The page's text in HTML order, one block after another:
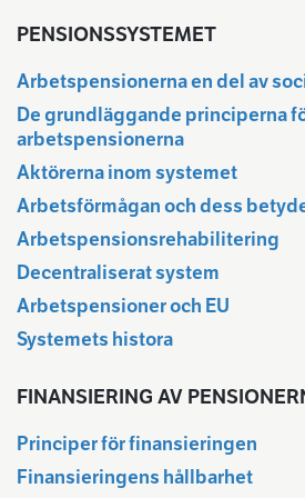
PENSIONSSYSTEMET
Arbetspensionerna en del av
De grundläggande principerna
arbetspensionerna
Aktörerna inom systemet
Arbetsförmågan och dess
Arbetspensionsrehabilitering
Decentraliserat system
Arbetspensioner och EU
Systemets histora
FINANSIERING AV
Principer för finansieringen
Finansieringens hållbarhet